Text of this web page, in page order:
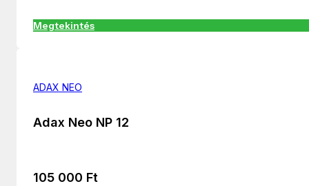
Megtekintés
ADAX NEO
Adax Neo NP 12
105 000 Ft